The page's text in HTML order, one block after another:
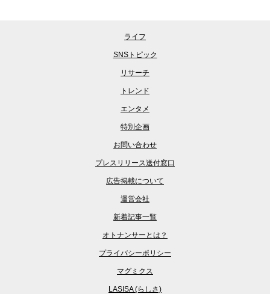
ライフ
SNSトピック
リサーチ
トレンド
エンタメ
特別企画
お問い合わせ
プレスリリース送付窓口
広告掲載について
運営会社
新着記事一覧
オトナンサーとは？
プライバシーポリシー
マグミクス
LASISA (らしさ)